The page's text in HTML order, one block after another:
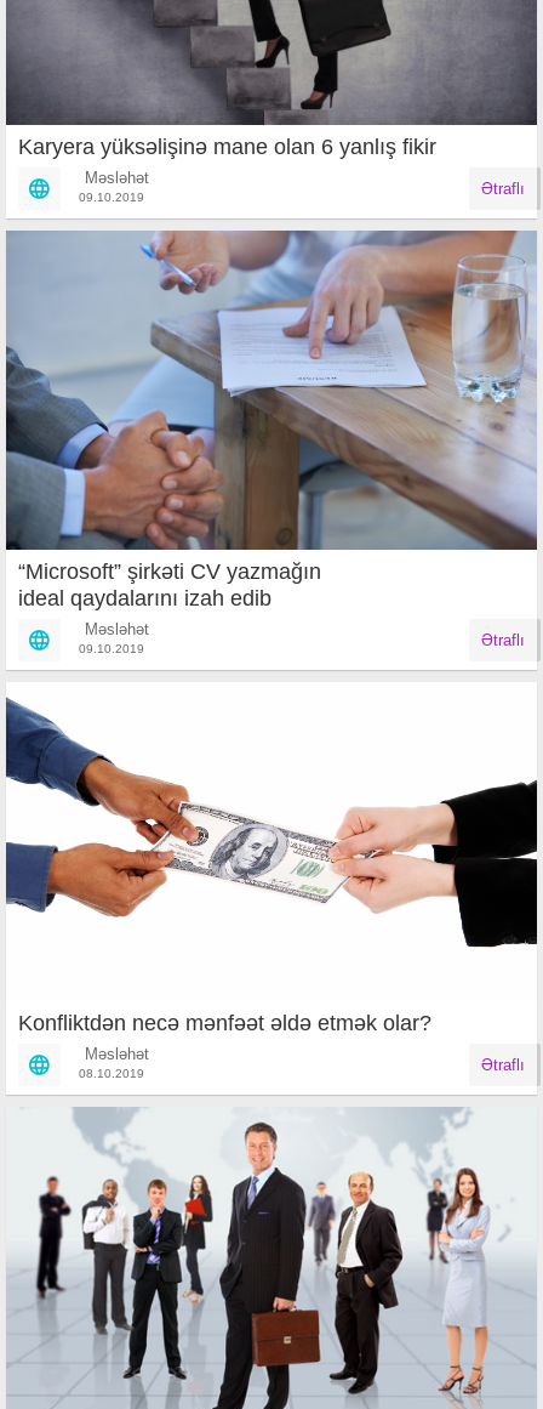
Karyera yüksəlişinə mane olan 6 yanlış fikir
Məsləhət
09.10.2019 Ətraflı
“Microsoft” şirkəti CV yazmağın
ideal qaydalarını izah edib
Məsləhət
09.10.2019 Ətraflı
Konfliktdən necə mənfəət əldə etmək olar?
Məsləhət
08.10.2019 Ətraflı